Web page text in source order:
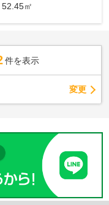
㎡
件を表示
変更